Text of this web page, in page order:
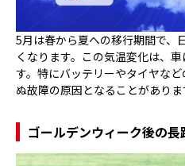
5月は春から夏への移行期間で、
くなります。この気温変化は、
す。特にバッテリーやタイヤな
ぬ故障の原因となることがありま
ゴールデンウィーク後の